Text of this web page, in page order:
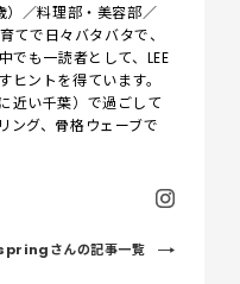
／料理部・美容部／
てで日々バタバタで、
でも一読者として、LEE
ントを得ています。
近い千葉）で過ごして
ング、骨格ウェーブで
さんの記事一覧